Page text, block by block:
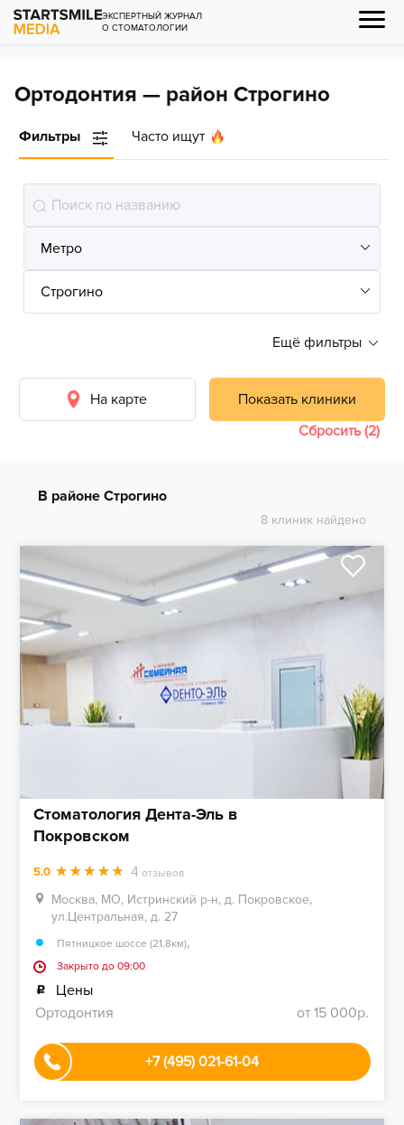
ЭКСПЕРТНЫЙ ЖУРНАЛ
О СТОМАТОЛОГИИ
Ортодонтия — район Строгино
Фильтры Часто ищут
Ещё фильтры
На карте
Показать клиники
Сбросить (2)
В районе Строгино
8 клиник найдено
Стоматология Дента-Эль в
Покровском
5.0 4 отзывов
Москва, МО, Истринский р-н, д. Покровское,
ул.Центральная, д. 27
Пятницкое шоссе (21.8км),
Закрыто до 09:00
Цены
Ортодонтия
от 15 000р.
+7 (495) 021-61-04